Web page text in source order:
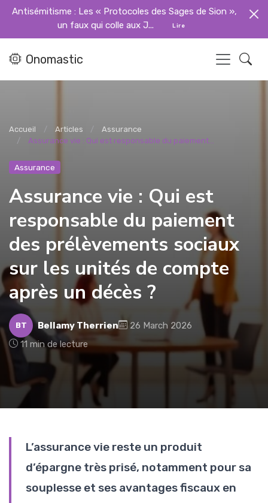
Antisémitisme : Les « Protocoles des Sages de Sion »,
un faux qui colle aux J...
Lire
Onomastic
Accueil Articles
Assurance
Assurance vie : Qui est responsable du paiement...
Assurance
Assurance vie : Qui est
responsable du paiement
des prélèvements sociaux
sur les unités de compte
après un décès ?
BT Bellamy Therrien
26 March 2026
11 min de lecture
L’assurance vie reste un produit
d’épargne très prisé, notamment pour sa
souplesse et ses avantages fiscaux en